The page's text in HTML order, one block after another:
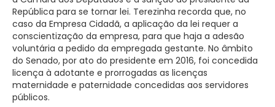
República para se tornar lei. Terezinha recorda que, no
caso da Empresa Cidadã, a aplicação da lei requer a
conscientização da empresa, para que haja a adesão
voluntária a pedido da empregada gestante. No âmbito
do Senado, por ato do presidente em 2016, foi concedida
licença à adotante e prorrogadas as licenças
maternidade e paternidade concedidas aos servidores
públicos.